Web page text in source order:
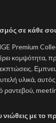
σε κάθε
Premium
κομψότητα,
υλικά,
ραντεβού,
νιώθεις με το